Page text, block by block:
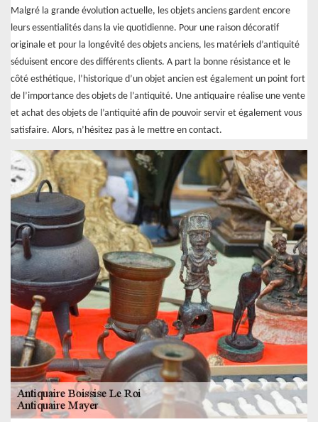
Malgré la grande évolution actuelle, les objets anciens gardent encore
leurs essentialités dans la vie quotidienne. Pour une raison décoratif
originale et pour la longévité des objets anciens, les matériels d’antiquité
séduisent encore des différents clients. A part la bonne résistance et le
côté esthétique, l’historique d’un objet ancien est également un point fort
de l’importance des objets de l’antiquité. Une antiquaire réalise une vente
et achat des objets de l’antiquité afin de pouvoir servir et également vous
satisfaire. Alors, n’hésitez pas à le mettre en contact.